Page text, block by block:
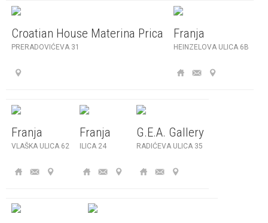
Croatian House Materina Prica
PRERADOVIĆEVA 31
Franja
HEINZELOVA ULICA 6B
Franja
VLAŠKA ULICA 62
Franja
ILICA 24
G.E.A. Gallery
RADIĆEVA ULICA 35